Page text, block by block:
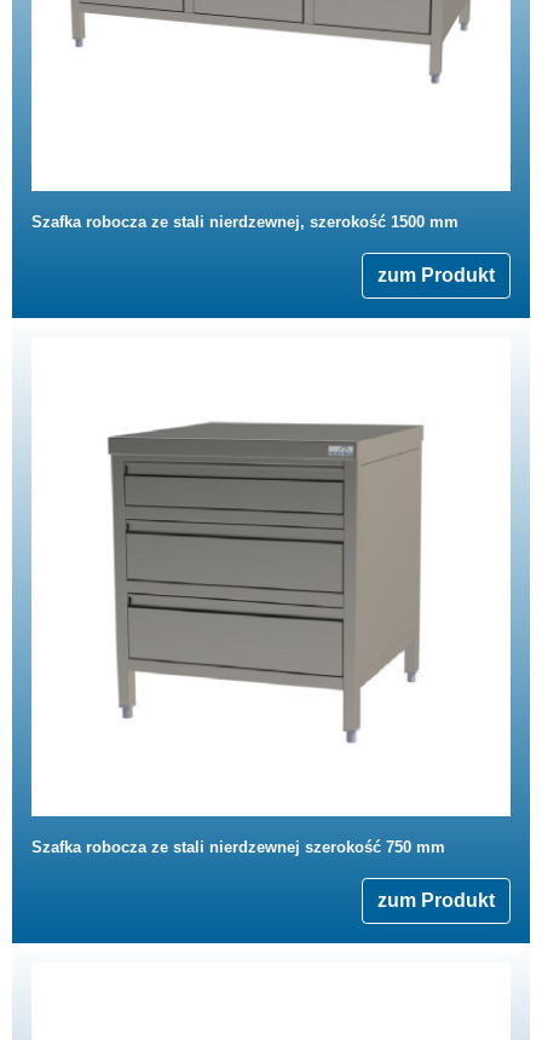
Szafka robocza ze stali nierdzewnej, szerokość 1500 mm
zum Produkt
Szafka robocza ze stali nierdzewnej szerokość 750 mm
zum Produkt